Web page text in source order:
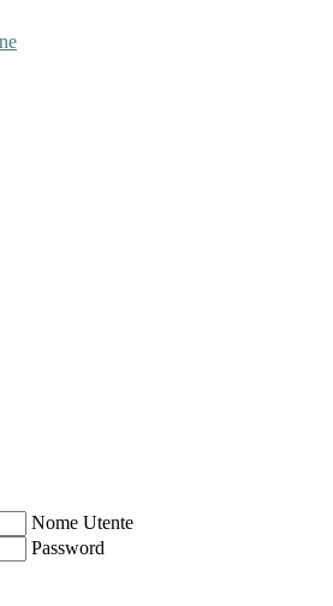
Nome Utente
Password